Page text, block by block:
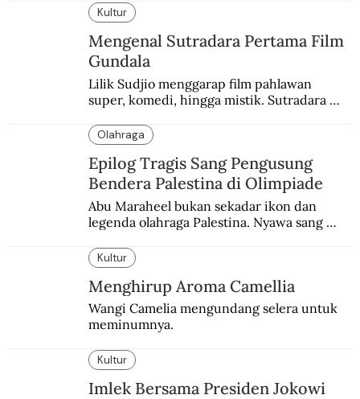
burung nuri diyakini sebagai penutur
terakhir bahasa suku itu.
Kultur
Mengenal Sutradara Pertama Film
Gundala
Lilik Sudjio menggarap film pahlawan
super, komedi, hingga mistik. Sutradara
Olahraga
Epilog Tragis Sang Pengusung
Bendera Palestina di Olimpiade
Abu Maraheel bukan sekadar ikon dan
legenda olahraga Palestina. Nyawa sang
memblokade Rafah.
Kultur
Menghirup Aroma Camellia
Wangi Camelia mengundang selera untuk
meminumnya.
Kultur
Imlek Bersama Presiden Jokowi